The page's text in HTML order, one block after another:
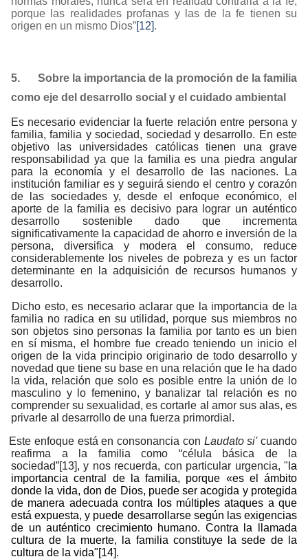
porque las realidades profanas y las de la fe tienen su
origen en un mismo Dios”[12].
5.
Sobre la importancia de la promoción de la familia
como eje del desarrollo social y el cuidado ambiental
Es necesario evidenciar la fuerte relación entre persona y
familia, familia y sociedad, sociedad y desarrollo. En este
objetivo las universidades católicas tienen una grave
responsabilidad ya que la familia es una piedra angular
para la economía y el desarrollo de las naciones. La
institución familiar es y seguirá siendo el centro y corazón
de las sociedades y, desde el enfoque económico, el
aporte de la familia es decisivo para lograr un auténtico
desarrollo sostenible dado que incrementa
significativamente la capacidad de ahorro e inversión de la
persona, diversifica y modera el consumo, reduce
considerablemente los niveles de pobreza y es un factor
determinante en la adquisición de recursos humanos y
desarrollo.
Dicho esto, es necesario aclarar que la importancia de la
familia no radica en su utilidad, porque sus miembros no
son objetos sino personas la familia por tanto es un bien
en sí misma, el hombre fue creado teniendo un inicio el
origen de la vida principio originario de todo desarrollo y
novedad que tiene su base en una relación que le ha dado
la vida, relación que solo es posible entre la unión de lo
masculino y lo femenino, y banalizar tal relación es no
comprender su sexualidad, es cortarle al amor sus alas, es
privarle al desarrollo de una fuerza primordial.
Este enfoque está en consonancia con Laudato si'cuando
reafirma a la familia como “célula básica de la
sociedad”[13], y nos recuerda, con particular urgencia, " la
importancia central de la familia, porque «es el ámbito
donde la vida, don de Dios, puede ser acogida y protegida
de manera adecuada contra los múltiples ataques a que
está expuesta, y puede desarrollarse según las exigencias
de un auténtico crecimiento humano. Contra la llamada
cultura de la muerte, la familia constituye la sede de la
cultura de la vida"[14].